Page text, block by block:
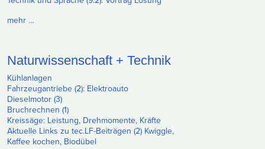
mehr …
Naturwissenschaft + Technik
Kühlanlagen
Fahrzeugantriebe (2): Elektroauto
Dieselmotor (3)
Bruchrechnen (1)
Kreissäge: Leistung, Drehmomente, Kräfte
Aktuelle Links zu tec.LF-Beiträgen (2) Kwiggle,
Kaffee kochen, Biodübel